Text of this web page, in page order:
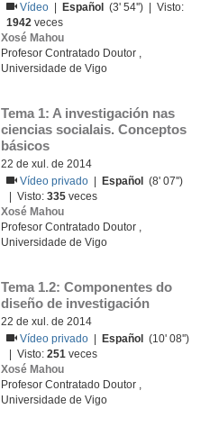
Vídeo
Español
(3' 54'') | Visto:
1942 veces
Xosé Mahou
Profesor Contratado Doutor ,
Universidade de Vigo
Tema 1: A investigación nas
ciencias socialais. Conceptos
básicos
22 de xul. de 2014
Vídeo privado
Español
(8' 07'')
| Visto:335 veces
Xosé Mahou
Profesor Contratado Doutor ,
Universidade de Vigo
Tema 1.2: Componentes do
diseño de investigación
22 de xul. de 2014
Vídeo privado
Español
(10' 08'')
| Visto:251 veces
Xosé Mahou
Profesor Contratado Doutor ,
Universidade de Vigo